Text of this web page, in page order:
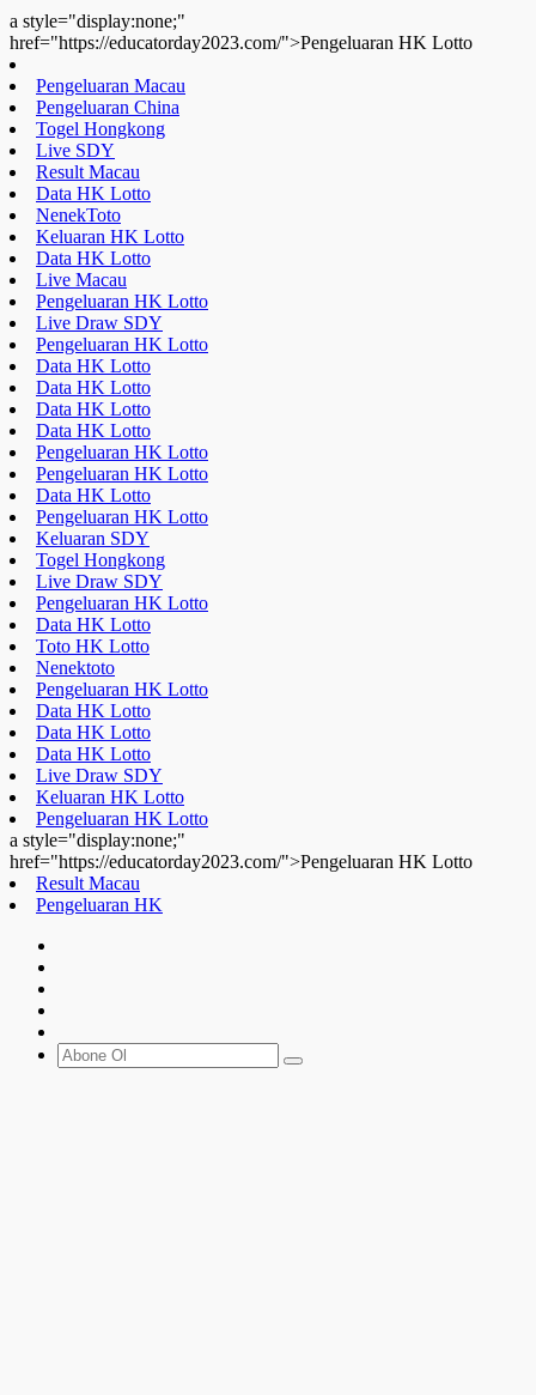
a style="display:none;"
href="https://educatorday2023.com/">Pengeluaran HK Lotto
Pengeluaran Macau
Pengeluaran China
Togel Hongkong
Live SDY
Result Macau
Data HK Lotto
NenekToto
Keluaran HK Lotto
Data HK Lotto
Live Macau
Pengeluaran HK Lotto
Live Draw SDY
Pengeluaran HK Lotto
Data HK Lotto
Data HK Lotto
Data HK Lotto
Data HK Lotto
Pengeluaran HK Lotto
Pengeluaran HK Lotto
Data HK Lotto
Pengeluaran HK Lotto
Keluaran SDY
Togel Hongkong
Live Draw SDY
Pengeluaran HK Lotto
Data HK Lotto
Toto HK Lotto
Nenektoto
Pengeluaran HK Lotto
Data HK Lotto
Data HK Lotto
Data HK Lotto
Live Draw SDY
Keluaran HK Lotto
Pengeluaran HK Lotto
a style="display:none;"
href="https://educatorday2023.com/">Pengeluaran HK Lotto
Result Macau
Pengeluaran HK